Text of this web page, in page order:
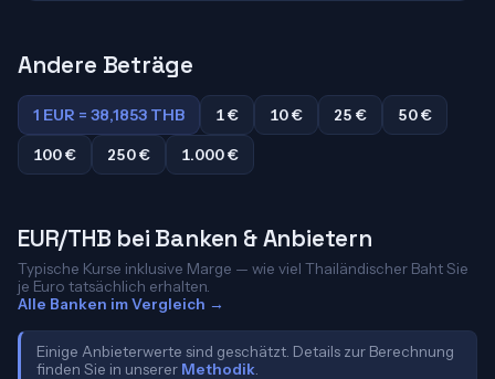
Andere Beträge
1 EUR = 38,1853 THB 1 € 10 € 25 €
50 €
100 €
250 € 1.000 €
EUR/THB bei Banken & Anbietern
Typische Kurse inklusive Marge — wie viel Thailändischer Baht Sie
je Euro tatsächlich erhalten.
Alle Banken im Vergleich →
Einige Anbieterwerte sind geschätzt. Details zur Berechnung
finden Sie in unserer Methodik